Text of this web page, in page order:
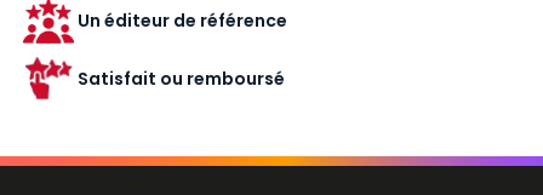
Un éditeur de référence
Satisfait ou remboursé